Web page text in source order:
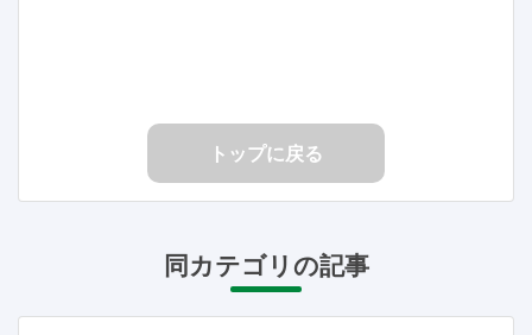
トップに戻る
同カテゴリの記事